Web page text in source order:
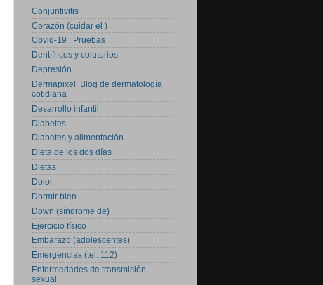
Conjuntivitis
Corazón (cuidar el )
Covid-19 : Pruebas
Dentífricos y colutorios
Depresión
Dermapixel: Blog de dermatología
cotidiana
Desarrollo infantil
Diabetes
Diabetes y alimentación
Dieta de los dos días
Dietas
Dolor
Dormir bien
Down (síndrome de)
Ejercicio físico
Embarazo (adolescentes)
Emergencias (tel. 112)
Enfermedades de transmisión
sexual